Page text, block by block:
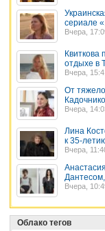
сериале
Вчера,
Квиткова
отдыхе в
Вчера,
От
Вчера,
Лина
к 35-
Вчера,
Вчера,
Облако тегов